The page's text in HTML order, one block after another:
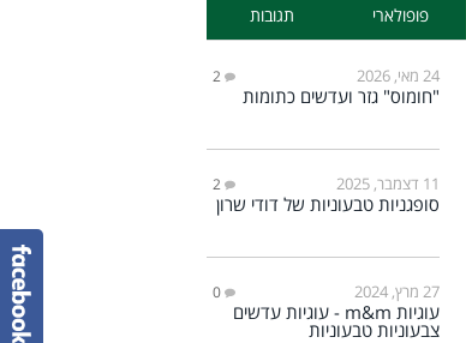
פופולארי תגובות
24 מאי, 2026 2
"חומוס" גזר ועדשים כתומות
11 דצמבר, 2025 2
סופגניות טבעוניות של דודי שרון
27 מרץ, 2024 0
עוגיות m&m - עוגיות עדשים
צבעוניות טבעוניות